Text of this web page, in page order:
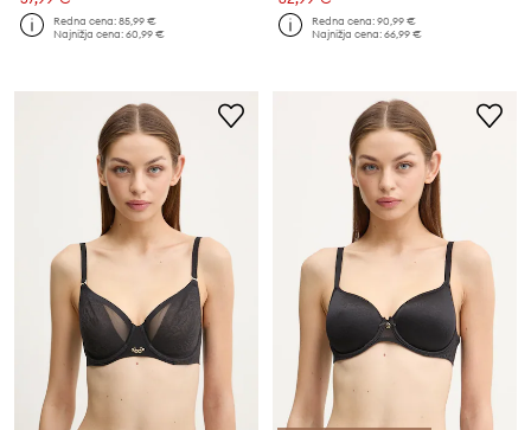
Redna cena:85,99 €
Najnižja cena:60,99 €
Redna cena:90,99 €
Najnižja cena:66,99 €